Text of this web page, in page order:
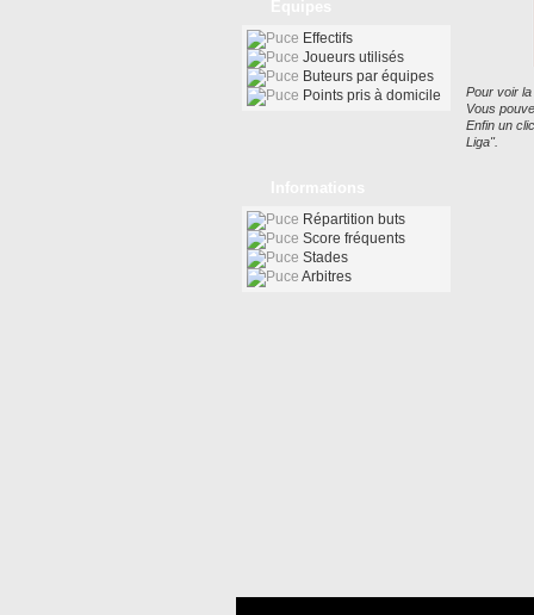
Pour voir
Vous
Enfin un
Liga".
Effectifs
Joueurs utilisés
Buteurs par équipes
Points pris à domicile
Répartition buts
Score fréquents
Stades
Arbitres